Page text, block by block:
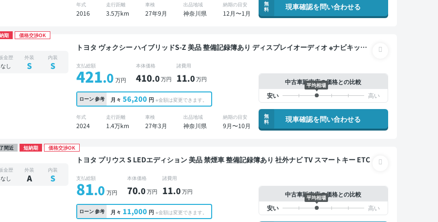
年式
2016
走行距離
3.5万km
車検
27年9月
出品地域
神奈川県
納期の目安
12月〜1月
無
料
現車確認を問い合わせる
期 価格交渉OK
トヨタ ヴォクシー ハイブリッドS-Z 美品 整備記録簿あり ディスプレイオーディオ ※ナビキット
ドライブレコーダー 衝突軽減 両側電動スライドドア 7人乗り
金歴
なし
外装
S
内装
S 支払総額
421.0 万円
本体価格
410.0万円
諸費用
11.0万円
ローン参考 月々 56,200 円 ※金額は変更できます。
年式
2024
走行距離
1.4万km
車検
27年3月
出品地域
神奈川県
納期の目安
9月〜10月
中古車販売店の価格との比較
平均相場
無
料
現車確認を問い合わせる
間近 短納期 価格交渉OK
トヨタ プリウス S LEDエディション 美品 禁煙車 整備記録簿あり 社外ナビ TV スマートキー ETC
金歴
なし
外装
A
内装
S 支払総額
81.0 万円
本体価格
70.0万円
諸費用
11.0万円
ローン参考 月々 11,000 円 ※金額は変更できます。
中古車販売店の価格との比較
平均相場